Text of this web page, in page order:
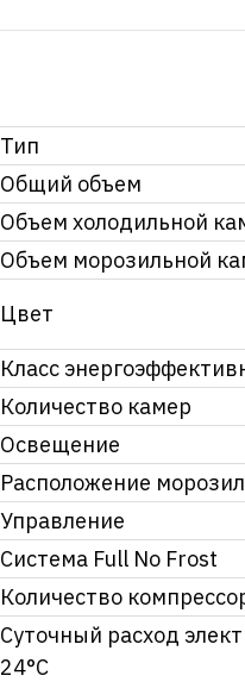
Тип
Общий объем
Объем холодильной
Объем морозильной
Цвет
Класс
Количество камер
Освещение
Расположение
Управление
Система Full No Frost
Количество
Суточный расход
24°C